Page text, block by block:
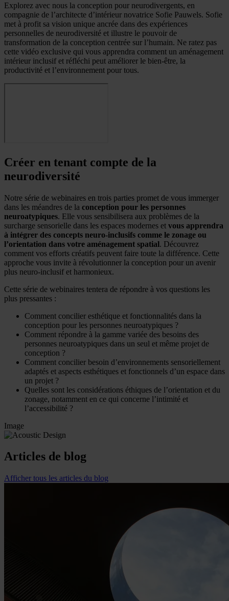
Explorez avec nous la conception pour neurodivergents, en
compagnie de l’architecte d’intérieur novatrice Sofie Pauwels. Sofie
met à profit sa vision unique ancrée dans des expériences
personnelles de neurodiversité et illustre le pouvoir de
transformation de la conception centrée sur l’humain. Ne ratez pas
cette vidéo exclusive qui vous apprendra comment un aménagement
intérieur inclusif et réfléchi peut améliorer le bien-être, la
productivité et l’environnement pour tous.
Créer en tenant compte de la
neurodiversité
Notre série de webinaires en trois parties promet de vous immerger
dans les méandres de la conception pour les personnes
neuroatypiques. Elle vous sensibilisera aux problèmes de la
surcharge sensorielle dans les espaces modernes et vous apprendra
à intégrer des concepts neuro-inclusifs comme le zonage ou
l’orientation dans votre aménagement spatial. Découvrez
comment vos efforts créatifs peuvent faire toute la différence. Cette
approche vous invite à révolutionner la conception pour un avenir
plus neuro-inclusif et harmonieux.
Cette série de webinaires tentera de répondre à vos questions les
plus pressantes :
Comment concilier esthétique et fonctionnalités dans la
conception pour les personnes neuroatypiques ?
Comment répondre à la gamme variée des besoins des
personnes neuroatypiques dans un seul et même projet de
conception ?
Comment concilier besoin d’environnements sensoriellement
adaptés et aspects esthétiques et fonctionnels d’un espace dans
un projet ?
Quelles sont les considérations éthiques de l’orientation et du
zonage, notamment en ce qui concerne l’intimité et
l’accessibilité ?
Image
Articles de blog
Afficher tous les articles du blog